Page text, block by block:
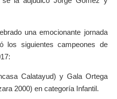
una emocionante jornada
los siguientes campeones de
Calatayud) y Gala Ortega
2000) en categoría Infantil.